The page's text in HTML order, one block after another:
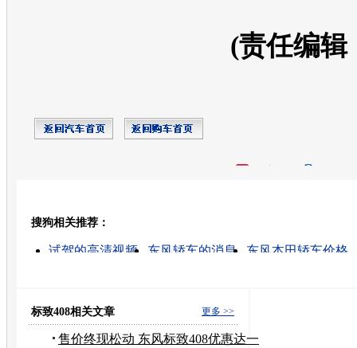
(责任编辑
搜狗相关推荐：
试驾的高清视频 东风轿车的消息
东风本田轿车价格
更多 >>
标致408相关文章
售价终现松动 东风标致408优惠达一